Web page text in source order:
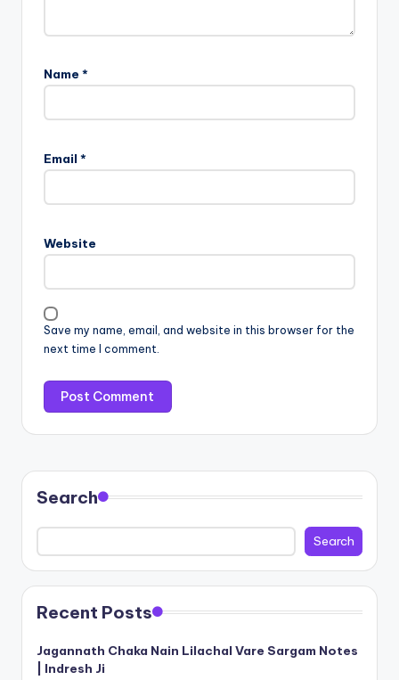
Name *
Email *
Website
Save my name, email, and website in this browser for the
next time I comment.
Search
Search
Recent Posts
Jagannath Chaka Nain Lilachal Vare Sargam Notes
| Indresh Ji